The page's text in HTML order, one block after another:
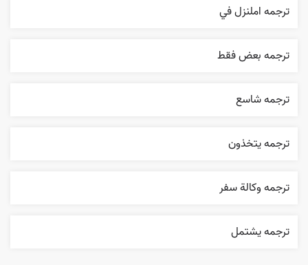
ترجمه املنزل في
ترجمه بعض فقط
ترجمه شاسع
ترجمه يتخذون
ترجمه وکالة سفر
ترجمه يشتمل